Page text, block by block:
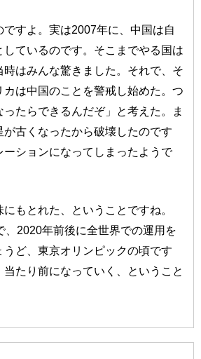
すよ。実は2007年に、中国は自
ているのです。そこまでやる国は
時はみんな驚きました。それで、そ
カは中国のことを警戒し始めた。つ
ったらできるんだぞ」と考えた。ま
が古くなったから破壊したのです
ションになってしまったようで
もとれた、ということですね。
、2020年前後に全世界での運用を
うど、東京オリンピックの頃です
たり前になっていく、ということ